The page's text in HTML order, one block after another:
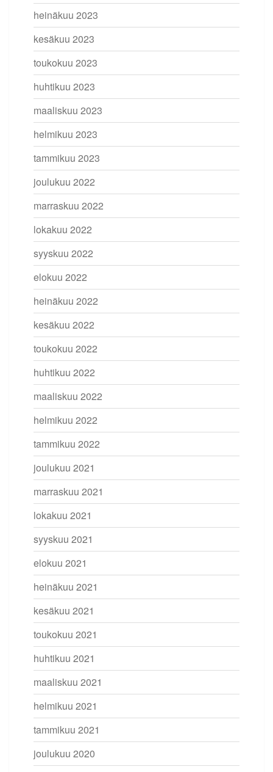
heinäkuu 2023
kesäkuu 2023
toukokuu 2023
huhtikuu 2023
maaliskuu 2023
helmikuu 2023
tammikuu 2023
joulukuu 2022
marraskuu 2022
lokakuu 2022
syyskuu 2022
elokuu 2022
heinäkuu 2022
kesäkuu 2022
toukokuu 2022
huhtikuu 2022
maaliskuu 2022
helmikuu 2022
tammikuu 2022
joulukuu 2021
marraskuu 2021
lokakuu 2021
syyskuu 2021
elokuu 2021
heinäkuu 2021
kesäkuu 2021
toukokuu 2021
huhtikuu 2021
maaliskuu 2021
helmikuu 2021
tammikuu 2021
joulukuu 2020